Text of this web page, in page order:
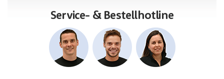
Service- & Bestellhotline